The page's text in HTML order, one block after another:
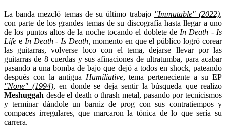
La banda mezcló temas de su último trabajo "Immutable" (2022),
con parte de los grandes temas de su discografía hasta llegar a uno
de los puntos altos de la noche tocando el doblete de In Death - Is
Life e In Death - Is Death, momento en que el público logró corear
las guitarras, volverse loco con el tema, dejarse llevar por las
guitarras de 8 cuerdas y sus afinaciones de ultratumba, para acabar
pasando a una bomba de bajo que dejó a todos en shock, pateando
después con la antigua Humiliative, tema perteneciente a su EP
"None" (1994), en donde se deja sentir la búsqueda que realizo
Meshuggah desde el death o thrash metal, pasando por tecnicismos
y terminar dándole un barniz de prog con sus contratiempos y
compaces irregulares, que marcaron la tónica de lo que sería su
carrera.